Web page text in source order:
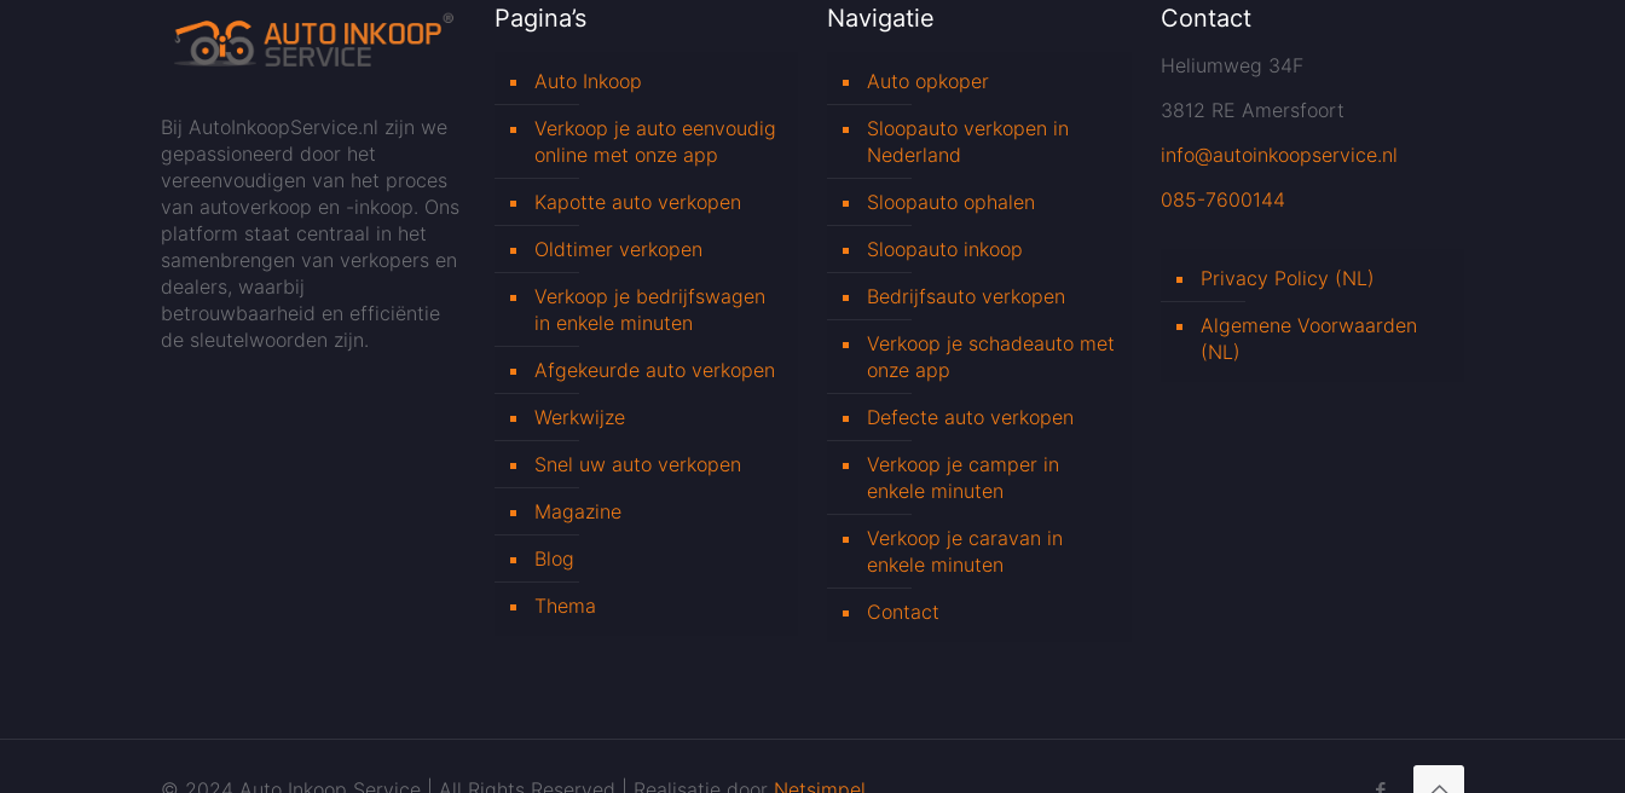
Bij AutoInkoopService.nl zijn we
gepassioneerd door het
vereenvoudigen van het proces
van autoverkoop en -inkoop. Ons
platform staat centraal in het
samenbrengen van verkopers en
dealers, waarbij
betrouwbaarheid en efficiëntie
de sleutelwoorden zijn.
Pagina’s
Auto Inkoop
Verkoop je auto eenvoudig
online met onze app
Kapotte auto verkopen
Oldtimer verkopen
Verkoop je bedrijfswagen
in enkele minuten
Afgekeurde auto verkopen
Werkwijze
Snel uw auto verkopen
Magazine
Blog
Thema
Navigatie
Auto opkoper
Sloopauto verkopen in
Nederland
Sloopauto ophalen
Sloopauto inkoop
Bedrijfsauto verkopen
Verkoop je schadeauto met
onze app
Defecte auto verkopen
Verkoop je camper in
enkele minuten
Verkoop je caravan in
enkele minuten
Contact
Contact
Heliumweg 34F
3812 RE Amersfoort
info@autoinkoopservice.nl
085-7600144
Privacy Policy (NL)
Algemene Voorwaarden
(NL)